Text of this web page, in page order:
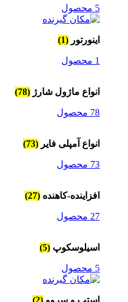
5 محصول
اینورتور (1)
1 محصول
انواع ماژول شارژ (78)
78 محصول
انواع آمپلی فایر (73)
73 محصول
افزاینده-کاهنده (27)
27 محصول
اسیلوسکوپ (5)
5 محصول